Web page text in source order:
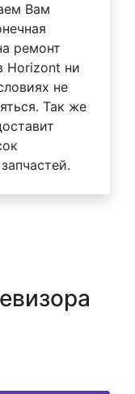
Вам
ремонт
Horizont ни
не
Так же